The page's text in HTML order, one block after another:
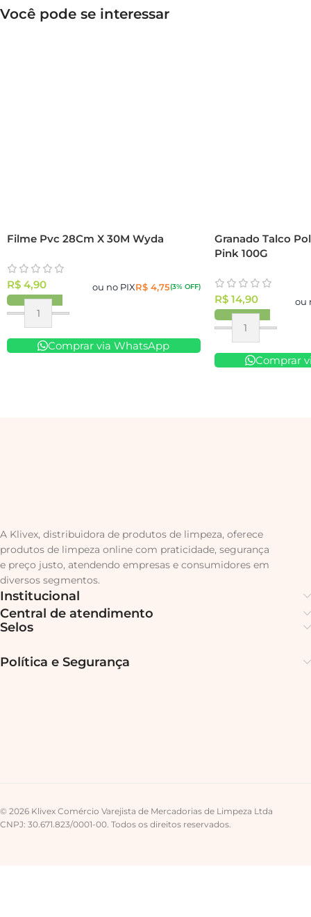
Você pode se interessar
Filme Pvc 28Cm X 30M Wyda
R$ 4,90 ou no PIXR$4,75(3% OFF)
Comprar via WhatsApp
Granado Talco
Pink 100G
R$14,90 ou
Comprar
A Klivex, distribuidora de produtos de limpeza, oferece
produtos de limpeza online com praticidade, segurança
e preço justo, atendendo empresas e consumidores em
diversos segmentos.
Institucional
Central de atendimento
Selos
Política e Segurança
© 2026 Klivex Comércio Varejista de Mercadorias de Limpeza Ltda
CNPJ: 30.671.823/0001-00. Todos os direitos reservados.